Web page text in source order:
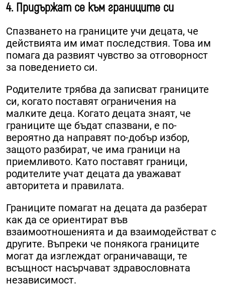
4. Придържат се към границите си
Спазването на границите учи децата, че
действията им имат последствия. Това им
помага да развият чувство за отговорност
за поведението си.
Родителите трябва да записват границите
си, когато поставят ограничения на
малките деца. Когато децата знаят, че
границите ще бъдат спазвани, е по-
вероятно да направят по-добър избор,
защото разбират, че има граници на
приемливото. Като поставят граници,
родителите учат децата да уважават
авторитета и правилата.
Границите помагат на децата да разберат
как да се ориентират във
взаимоотношенията и да взаимодействат с
другите. Въпреки че понякога границите
могат да изглеждат ограничаващи, те
всъщност насърчават здравословната
независимост.